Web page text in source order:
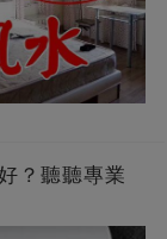
？聽聽專業